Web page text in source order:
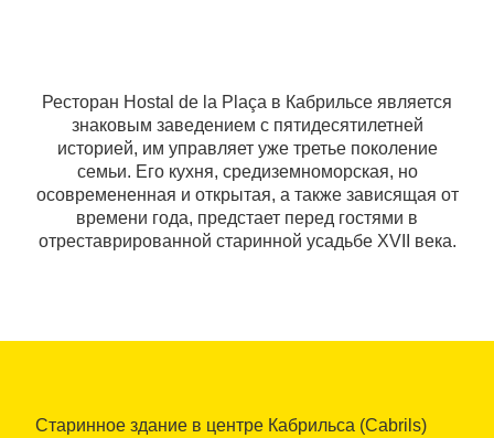
Ресторан Hostal de la Plaça в Кабрильсе является
знаковым заведением с пятидесятилетней
историей, им управляет уже третье поколение
семьи. Его кухня, средиземноморская, но
осовремененная и открытая, а также зависящая от
времени года, предстает перед гостями в
отреставрированной старинной усадьбе XVII века.
Старинное здание в центре Кабрильса (Cabrils)